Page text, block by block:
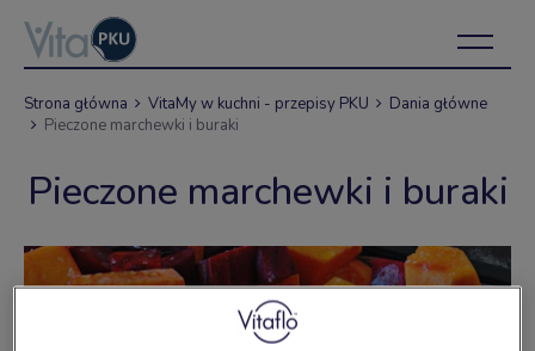
Strona główna VitaMy w kuchni - przepisy PKU
Dania główne
Pieczone marchewki i buraki
Pieczone marchewki i buraki